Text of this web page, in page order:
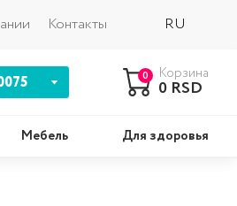
Контакты RU
0 Корзина
0 RSD
Мебель Для здоровья
Назад